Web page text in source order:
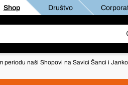
Shop Društvo
periodu naši Shopovi na Savici Šanci i